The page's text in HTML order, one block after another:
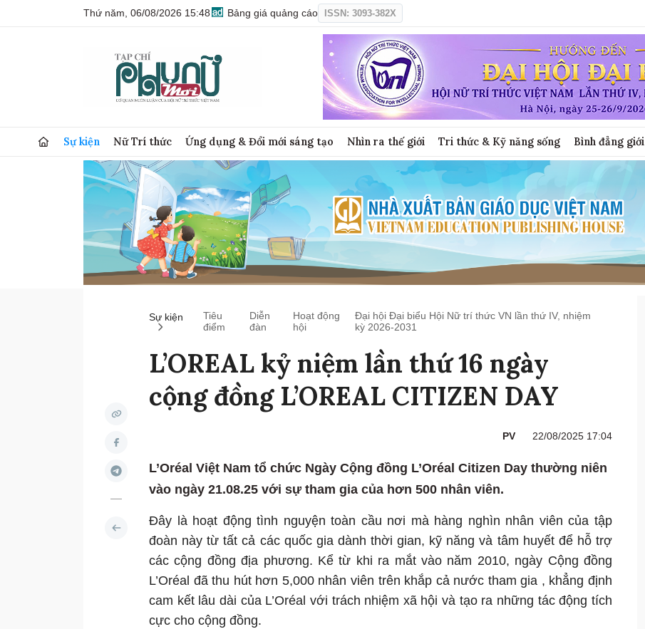
Thứ năm, 06/08/2026 15:48 Bảng giá quảng cáo ISSN: 3093-382X
Sự kiện Nữ Trí thức Ứng dụng & Đổi mới sáng tạo Nhìn ra thế giới Tri thức & Kỹ năng sống Bình đẳng giới
Sự kiện
Tiêu
điểm
Diễn
đàn
Hoạt động
hội
Đại hội Đại biểu Hội Nữ trí thức VN lần thứ IV, nhiệm
kỳ 2026-2031
L’OREAL kỷ niệm lần thứ 16 ngày
cộng đồng L’OREAL CITIZEN DAY
PV 22/08/2025 17:04
L’Oréal Việt Nam tổ chức Ngày Cộng đồng L’Oréal Citizen Day thường niên
vào ngày 21.08.25 với sự tham gia của hơn 500 nhân viên.
Đây là hoạt động tình nguyện toàn cầu nơi mà hàng nghìn nhân viên của tập
đoàn này từ tất cả các quốc gia dành thời gian, kỹ năng và tâm huyết để hỗ trợ
các cộng đồng địa phương. Kể từ khi ra mắt vào năm 2010, ngày Cộng đồng
L’Oréal đã thu hút hơn 5,000 nhân viên trên khắp cả nước tham gia , khẳng định
cam kết lâu dài của L’Oréal với trách nhiệm xã hội và tạo ra những tác động tích
cực cho cộng đồng.